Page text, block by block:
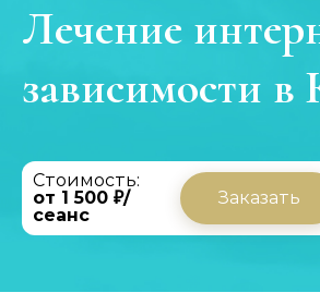
Лечение
зависимости в
Стоимость:
от 1 500 ₽/
сеанс
Заказать